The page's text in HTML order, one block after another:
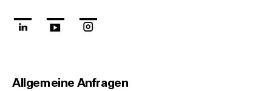
linkedinyoutube
Allgemeine Anfragen